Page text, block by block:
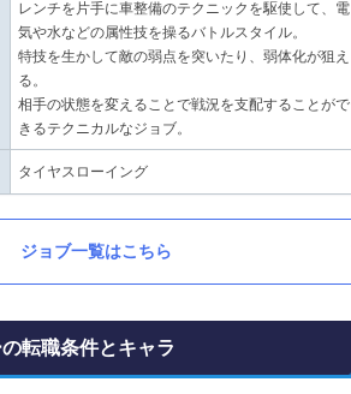
レンチを片手に車整備のテクニックを駆使して、電
気や水などの属性技を操るバトルスタイル。
特技を生かして敵の弱点を突いたり、弱体化が狙え
る。
相手の状態を変えることで戦況を支配することがで
きるテクニカルなジョブ。
タイヤスローイング
ジョブ一覧はこちら
転職条件とキャラ